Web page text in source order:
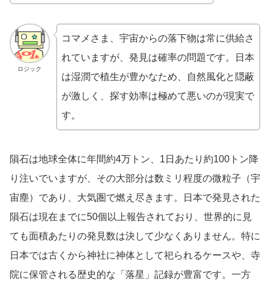
ロジック
コマメさま、宇宙からの落下物は常に供給さ
れていますが、発見は確率の問題です。日本
は湿潤で植生が豊かなため、自然風化と隠蔽
が激しく、探す効率は極めて悪いのが現実で
す。
隕石は地球全体に年間約4万トン、1日あたり約100トン降
り注いでいますが、その大部分は数ミリ程度の微粒子（宇
宙塵）であり、大気圏で燃え尽きます。日本で発見された
隕石は現在までに50個以上報告されており、世界的に見
ても面積あたりの発見数は決して少なくありません。特に
日本では古くから神社に神体として祀られるケースや、寺
院に保管される歴史的な「落星」記録が豊富です。一方